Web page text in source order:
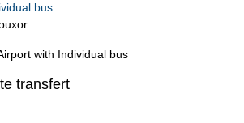
with Individual bus
transfert